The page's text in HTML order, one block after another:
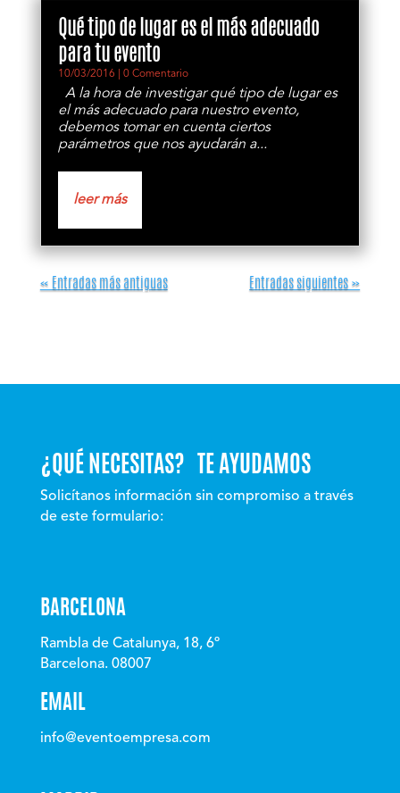
Qué tipo de lugar es el más adecuado
para tu evento
10/03/2016 | 0 Comentario
A la hora de investigar qué tipo de lugar es
el más adecuado para nuestro evento,
debemos tomar en cuenta ciertos
parámetros que nos ayudarán a...
leer más
« Entradas más antiguas Entradas siguientes »
¿QUÉ NECESITAS? TE AYUDAMOS
Solicítanos información sin compromiso a través
de este formulario:
BARCELONA
Rambla de Catalunya, 18, 6º
Barcelona. 08007
EMAIL
info@eventoempresa.com